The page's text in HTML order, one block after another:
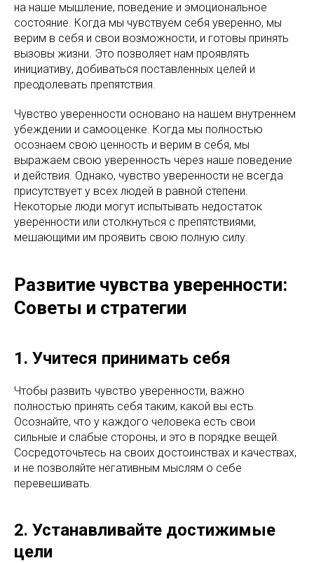
на наше мышление, поведение и эмоциональное
состояние. Когда мы чувствуем себя уверенно, мы
верим в себя и свои возможности, и готовы принять
вызовы жизни. Это позволяет нам проявлять
инициативу, добиваться поставленных целей и
преодолевать препятствия.
Чувство уверенности основано на нашем внутреннем
убеждении и самооценке. Когда мы полностью
осознаем свою ценность и верим в себя, мы
выражаем свою уверенность через наше поведение
и действия. Однако, чувство уверенности не всегда
присутствует у всех людей в равной степени.
Некоторые люди могут испытывать недостаток
уверенности или столкнуться с препятствиями,
мешающими им проявить свою полную силу.
Развитие чувства уверенности:
Советы и стратегии
1. Учитеся принимать себя
Чтобы развить чувство уверенности, важно
полностью принять себя таким, какой вы есть.
Осознайте, что у каждого человека есть свои
сильные и слабые стороны, и это в порядке вещей.
Сосредоточьтесь на своих достоинствах и качествах,
и не позволяйте негативным мыслям о себе
перевешивать.
2. Устанавливайте достижимые
цели